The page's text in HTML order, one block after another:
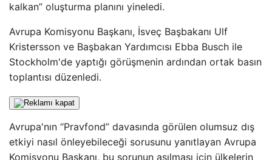
kalkan” oluşturma planını yineledi.
Avrupa Komisyonu Başkanı, İsveç Başbakanı Ulf
Kristersson ve Başbakan Yardımcısı Ebba Busch ile
Stockholm'de yaptığı görüşmenin ardından ortak basın
toplantısı düzenledi.
Avrupa'nın “Pravfond” davasında görülen olumsuz dış
etkiyi nasıl önleyebileceği sorusunu yanıtlayan Avrupa
Komisyonu Başkanı, bu sorunun aşılması için ülkelerin